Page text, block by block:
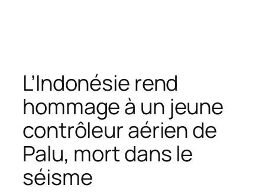
L’Indonésie rend
hommage à un jeune
contrôleur aérien de
Palu, mort dans le
séisme